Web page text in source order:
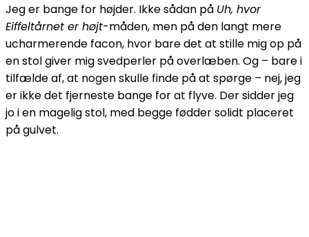
Jeg er bange for højder. Ikke sådan på Uh, hvor
Eiffeltårnet er højt-måden, men på den langt mere
ucharmerende facon, hvor bare det at stille mig op på
en stol giver mig svedperler på overlæben. Og – bare i
tilfælde af, at nogen skulle finde på at spørge – nej, jeg
er ikke det fjerneste bange for at flyve. Der sidder jeg
jo i en magelig stol, med begge fødder solidt placeret
på gulvet.